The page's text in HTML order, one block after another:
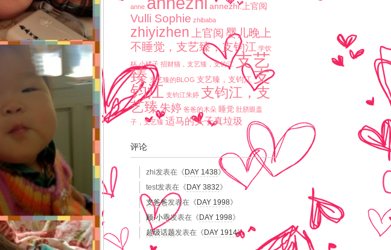
anne annezhi.上官阅
Vulli Sophie zhibaba
zhiyizhen 上官阅 婴儿晚上
不睡觉，支艺臻，支钧江 学饮
杯 小橘子 招财猫，支艺臻，支钧江 支艺
臻 支艺臻的BLOG 支艺臻，支钧江 支
钧江 支钧江朱婷 支钧江，支
艺臻朱婷 爸爸的木朵 睡觉 肚脐眼盖
子，支艺臻 适马的头子真垃圾
评论
zhi发表在《 DAY 1438》
test发表在《 DAY 3832》
支爸爸发表在《 DAY 1998》
顾-小乖发表在《 DAY 1998》
超级话题发表在《 DAY 1914》